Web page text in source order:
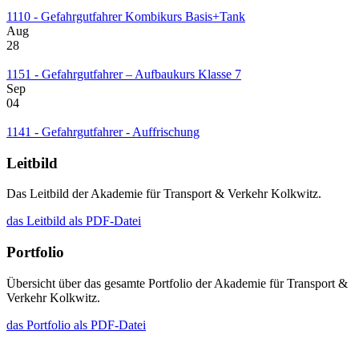
1110 - Gefahrgutfahrer Kombikurs Basis+Tank
Aug
28
1151 - Gefahrgutfahrer – Aufbaukurs Klasse 7
Sep
04
1141 - Gefahrgutfahrer - Auffrischung
Leitbild
Das Leitbild der Akademie für Transport & Verkehr Kolkwitz.
das Leitbild als PDF-Datei
Portfolio
Übersicht über das gesamte Portfolio der Akademie für Transport &
Verkehr Kolkwitz.
das Portfolio als PDF-Datei